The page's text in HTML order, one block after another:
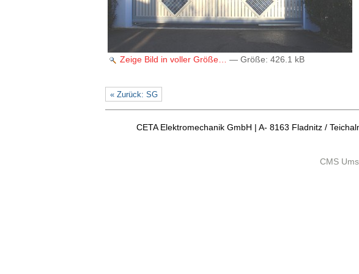
Zeige Bild in voller Größe… — Größe: 426.1 kB
« Zurück: SG
CETA Elektromechanik GmbH | A- 8163 Fladnitz /
CMS